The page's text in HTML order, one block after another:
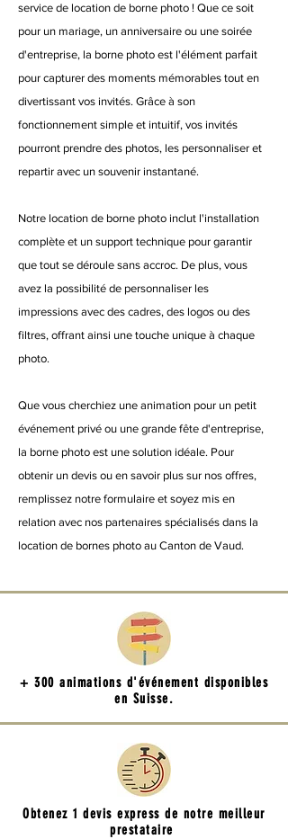
service de location de borne photo ! Que ce soit
pour un mariage, un anniversaire ou une soirée
d'entreprise, la borne photo est l'élément parfait
pour capturer des moments mémorables tout en
divertissant vos invités. Grâce à son
fonctionnement simple et intuitif, vos invités
pourront prendre des photos, les personnaliser et
repartir avec un souvenir instantané.
Notre location de borne photo inclut l'installation
complète et un support technique pour garantir
que tout se déroule sans accroc. De plus, vous
avez la possibilité de personnaliser les
impressions avec des cadres, des logos ou des
filtres, offrant ainsi une touche unique à chaque
photo.
Que vous cherchiez une animation pour un petit
événement privé ou une grande fête d'entreprise,
la borne photo est une solution idéale. Pour
obtenir un devis ou en savoir plus sur nos offres,
remplissez notre formulaire et soyez mis en
relation avec nos partenaires spécialisés dans la
location de bornes photo au Canton de Vaud.
+ 300 animations d'événement disponibles
en Suisse.
Obtenez 1 devis express de notre meilleur
prestataire